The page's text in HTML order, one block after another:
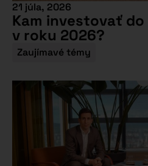
21 júla, 2026
Kam investovať
v roku 2026?
Zaujímavé témy